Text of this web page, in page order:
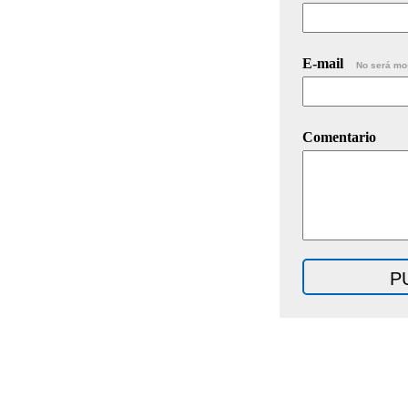
E-mail No será
Comentario